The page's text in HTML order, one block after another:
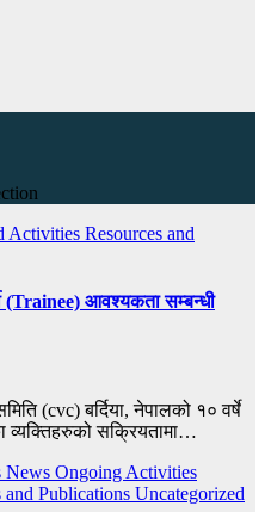
Activities Resources and
(Trainee) आवश्यकता सम्बन्धी
(cvc) बर्दिया, नेपालको १० वर्षे
व्यक्तिहरुको सक्रियतामा…
News Ongoing Activities
and Publications Uncategorized